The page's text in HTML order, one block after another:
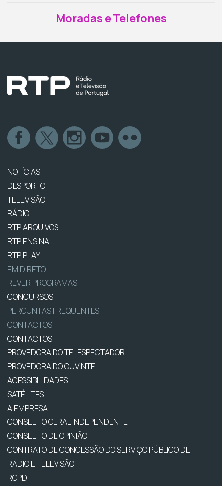
Moradas e Telefones
NOTÍCIAS
DESPORTO
TELEVISÃO
RÁDIO
RTP ARQUIVOS
RTP ENSINA
RTP PLAY
EM DIRETO
REVER PROGRAMAS
CONCURSOS
PERGUNTAS FREQUENTES
CONTACTOS
CONTACTOS
PROVEDORA DO TELESPECTADOR
PROVEDORA DO OUVINTE
ACESSIBILIDADES
SATÉLITES
A EMPRESA
CONSELHO GERAL INDEPENDENTE
CONSELHO DE OPINIÃO
CONTRATO DE CONCESSÃO DO SERVIÇO PÚBLICO DE
RÁDIO E TELEVISÃO
RGPD